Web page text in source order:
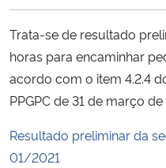
Ministério do Desenvolvimento
Controladoria-Geral da União
Secretaria-Geral
Trata-se de resultado
horas para encaminhar
acordo com o item 4.2.4
PPGPC de 31 de março de
Resultado preliminar da
01/2021